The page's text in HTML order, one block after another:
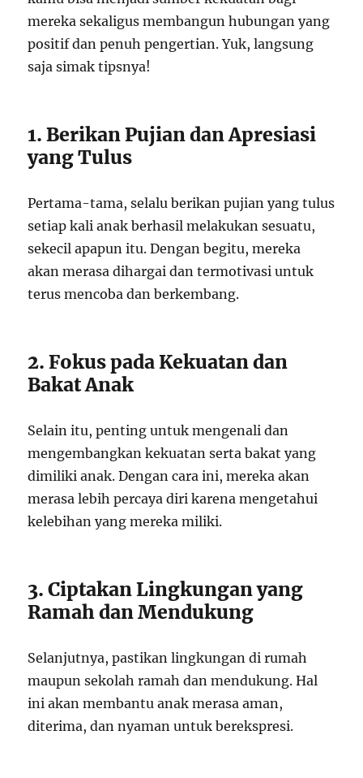
mereka sekaligus membangun hubungan yang
positif dan penuh pengertian. Yuk, langsung
saja simak tipsnya!
1. Berikan Pujian dan Apresiasi
yang Tulus
Pertama-tama, selalu berikan pujian yang tulus
setiap kali anak berhasil melakukan sesuatu,
sekecil apapun itu. Dengan begitu, mereka
akan merasa dihargai dan termotivasi untuk
terus mencoba dan berkembang.
2. Fokus pada Kekuatan dan
Bakat Anak
Selain itu, penting untuk mengenali dan
mengembangkan kekuatan serta bakat yang
dimiliki anak. Dengan cara ini, mereka akan
merasa lebih percaya diri karena mengetahui
kelebihan yang mereka miliki.
3. Ciptakan Lingkungan yang
Ramah dan Mendukung
Selanjutnya, pastikan lingkungan di rumah
maupun sekolah ramah dan mendukung. Hal
ini akan membantu anak merasa aman,
diterima, dan nyaman untuk berekspresi.